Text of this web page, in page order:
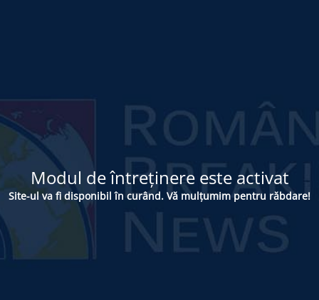
Modul de întreținere este activat
Site-ul va fi disponibil în curând. Vă mulțumim pentru răbdare!